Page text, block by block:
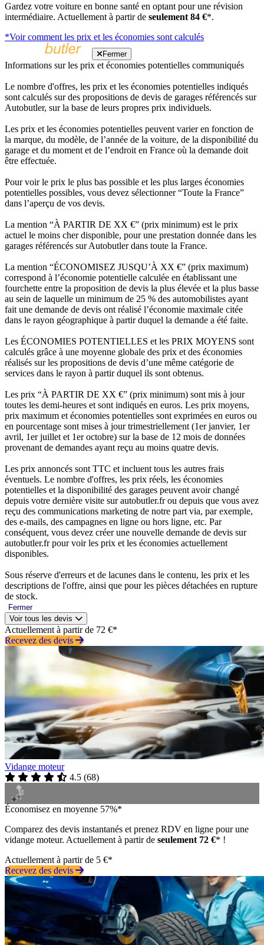
Gardez votre voiture en bonne santé en optant pour une révision
intermédiaire. Actuellement à partir de seulement 84 €*.
*Voir comment les prix et les économies sont calculés
Fermer
Informations sur les prix et économies potentielles communiqués
Le nombre d'offres, les prix et les économies potentielles indiqués
sont calculés sur des propositions de devis de garages référencés sur
Autobutler, sur la base de leurs propres prix individuels.
Les prix et les économies potentielles peuvent varier en fonction de
la marque, du modèle, de l’année de la voiture, de la disponibilité du
garage et du moment et de l’endroit en France où la demande doit
être effectuée.
Pour voir le prix le plus bas possible et les plus larges économies
potentielles possibles, vous devez sélectionner “Toute la France”
dans l’aperçu de vos devis.
La mention “À PARTIR DE XX €” (prix minimum) est le prix
actuel le moins cher disponible, pour une prestation donnée dans les
garages référencés sur Autobutler dans toute la France.
La mention “ÉCONOMISEZ JUSQU’À XX €” (prix maximum)
correspond à l’économie potentielle calculée en établissant une
fourchette entre la proposition de devis la plus élevée et la plus basse
au sein de laquelle un minimum de 25 % des automobilistes ayant
fait une demande de devis ont réalisé l’économie maximale citée
dans le rayon géographique à partir duquel la demande a été faite.
Les ÉCONOMIES POTENTIELLES et les PRIX MOYENS sont
calculés grâce à une moyenne globale des prix et des économies
réalisés sur les propositions de devis d’une même catégorie de
services dans le rayon à partir duquel ils sont obtenus.
Les prix “À PARTIR DE XX €” (prix minimum) sont mis à jour
toutes les demi-heures et sont indiqués en euros. Les prix moyens,
prix maximum et économies potentielles sont exprimées en euros ou
en pourcentage sont mises à jour trimestriellement (1er janvier, 1er
avril, 1er juillet et 1er octobre) sur la base de 12 mois de données
provenant de demandes ayant reçu au moins quatre devis.
Les prix annoncés sont TTC et incluent tous les autres frais
éventuels. Le nombre d'offres, les prix réels, les économies
potentielles et la disponibilité des garages peuvent avoir changé
depuis votre dernière visite sur autobutler.fr ou depuis que vous avez
reçu des communications marketing de notre part via, par exemple,
des e-mails, des campagnes en ligne ou hors ligne, etc. Par
conséquent, vous devez créer une nouvelle demande de devis sur
autobutler.fr pour voir les prix et les économies actuellement
disponibles.
Sous réserve d'erreurs et de lacunes dans le contenu, les prix et les
descriptions de l'offre, ainsi que pour les pièces détachées en rupture
de stock.
Fermer
Voir tous les devis
Actuellement à partir de 72 €*
Recevez des devis
Vidange moteur
4.5 (68)
Économisez en moyenne 57%*
Comparez des devis instantanés et prenez RDV en ligne pour une
vidange moteur. Actuellement à partir de seulement 72 €* !
Actuellement à partir de 5 €*
Recevez des devis